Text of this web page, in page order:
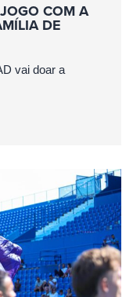
COM A
DE
vai doar a